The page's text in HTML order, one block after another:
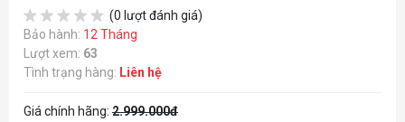
(0 lượt đánh giá)
Bảo hành: 12 Tháng
Lượt xem: 63
Tình trạng hàng: Liên hệ
Giá chính hãng: 2.999.000đ